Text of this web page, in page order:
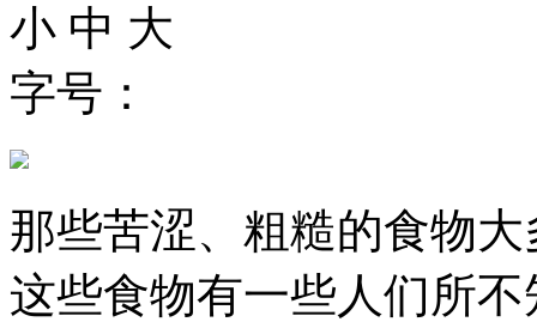
小 中 大
字号：
那些苦涩、粗糙的食物
这些食物有一些人们所